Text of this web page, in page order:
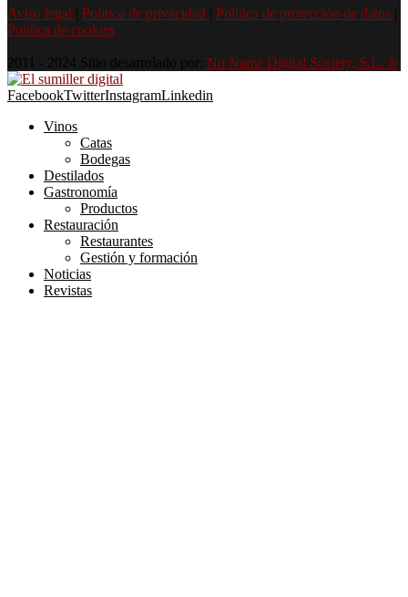
Aviso legal Política de privacidad Política de protección de datos
Política de cookies
2011 - 2024 Sitio desarrolado por: No Name Digital Society, S.L. ®
FacebookTwitterInstagramLinkedin
Vinos
Catas
Bodegas
Destilados
Gastronomía
Productos
Restauración
Restaurantes
Gestión y formación
Noticias
Revistas